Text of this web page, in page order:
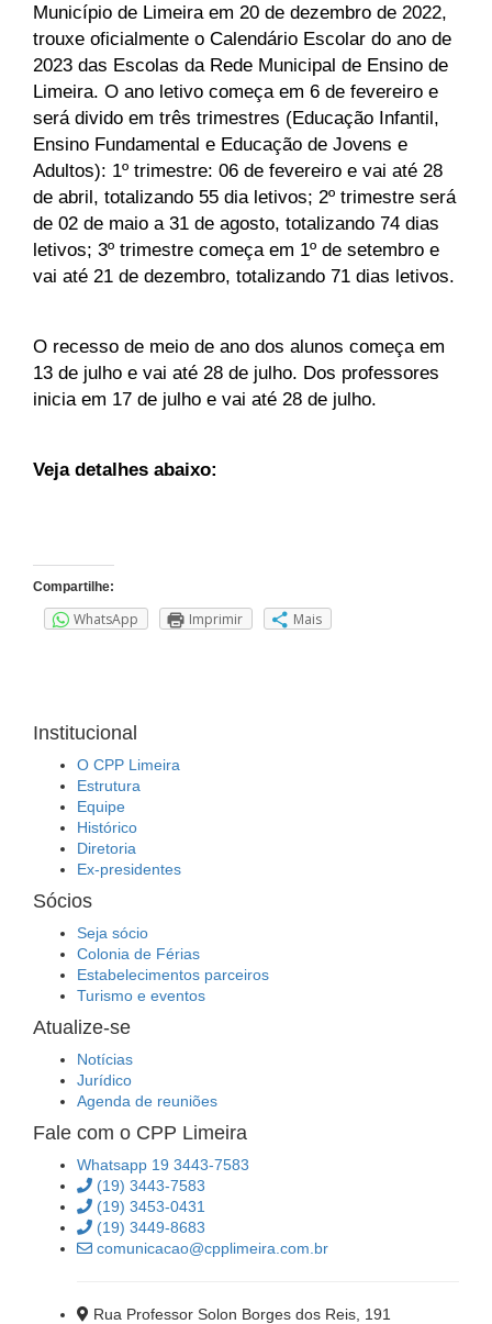
Município de Limeira em 20 de dezembro de 2022,
trouxe oficialmente o Calendário Escolar do ano de
2023 das Escolas da Rede Municipal de Ensino de
Limeira. O ano letivo começa em 6 de fevereiro e
será divido em três trimestres (Educação Infantil,
Ensino Fundamental e Educação de Jovens e
Adultos): 1º trimestre: 06 de fevereiro e vai até 28
de abril, totalizando 55 dia letivos; 2º trimestre será
de 02 de maio a 31 de agosto, totalizando 74 dias
letivos; 3º trimestre começa em 1º de setembro e
vai até 21 de dezembro, totalizando 71 dias letivos.
O recesso de meio de ano dos alunos começa em
13 de julho e vai até 28 de julho. Dos professores
inicia em 17 de julho e vai até 28 de julho.
Veja detalhes abaixo:
Compartilhe:
WhatsApp Imprimir Mais
Institucional
O CPP Limeira
Estrutura
Equipe
Histórico
Diretoria
Ex-presidentes
Sócios
Seja sócio
Colonia de Férias
Estabelecimentos parceiros
Turismo e eventos
Atualize-se
Notícias
Jurídico
Agenda de reuniões
Fale com o CPP Limeira
Whatsapp 19 3443-7583
(19) 3443-7583
(19) 3453-0431
(19) 3449-8683
comunicacao@cpplimeira.com.br
Rua Professor Solon Borges dos Reis, 191